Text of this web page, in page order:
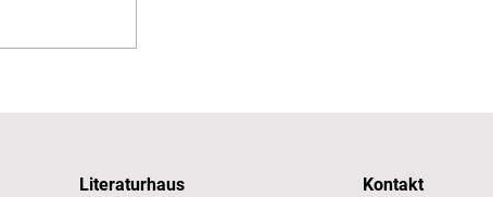
Team-Sommerfest
Literaturhaus Kontakt